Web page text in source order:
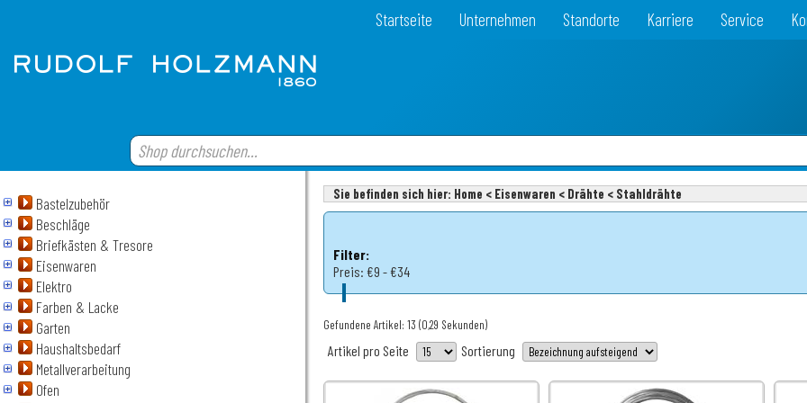
Startseite Unternehmen Standorte Karriere Service
Bastelzubehör
Beschläge
Briefkästen & Tresore
Eisenwaren
Elektro
Farben & Lacke
Garten
Haushaltsbedarf
Metallverarbeitung
Ofen
Sie befinden sich hier: Home < Eisenwaren < Drähte < Stahldrähte
Filter:
Preis: €9 - €34
Gefundene Artikel: 13 (0,29 Sekunden)
Artikel pro Seite Sortierung